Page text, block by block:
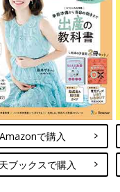
り前の社会なので制
ては母親だけがする
。父親も積極的に参加
ーカーを2台押しながら
理は「できると
Amazonで購入
ブックスで購入